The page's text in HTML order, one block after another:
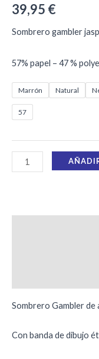
39,95 €
Sombrero gambler
57% papel – 47 %
Marrón Natural
57
Sombrero Gambler de
Con banda de dibujo